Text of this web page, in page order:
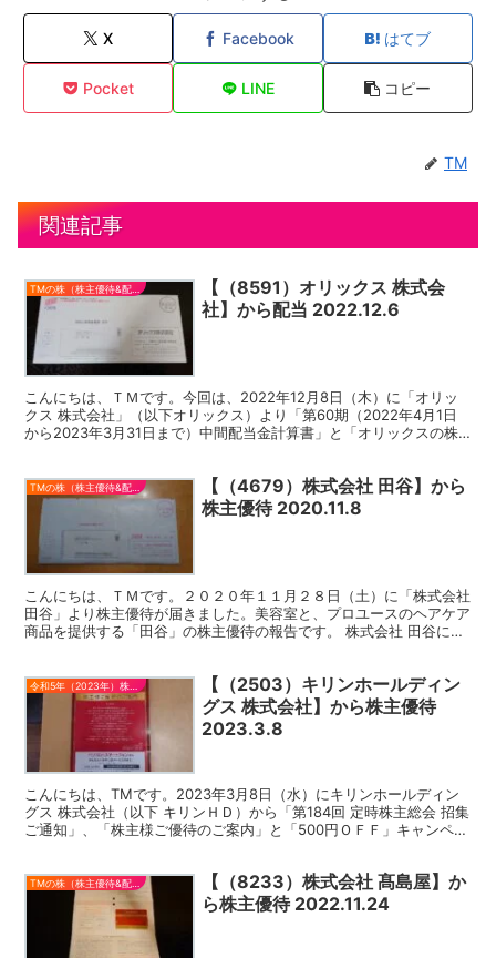
X Facebook はてブ
Pocket LINE コピー
TM
関連記事
TMの株（株主優待&配当）
【（8591）オリックス 株式会
社】から配当 2022.12.6
こんにちは、ＴＭです。今回は、2022年12月8日（木）に「オリッ
クス 株式会社」（以下オリックス）より「第60期（2022年4月1日
から2023年3月31日まで）中間配当金計算書」と「オリックスの株
【（4679）株式会社 田谷】から
株主優待 2020.11.8
こんにちは、ＴＭです。２０２０年１１月２８日（土）に「株式会社
田谷」より株主優待が届きました。美容室と、プロユースのヘアケア
商品を提供する「田谷」の株主優待の報告です。 株式会社 田谷につ
【（2503）キリンホールディン
グス 株式会社】から株主優待
2023.3.8
こんにちは、TMです。2023年3月8日（水）にキリンホールディン
グス 株式会社（以下 キリンＨＤ）から「第184回 定時株主総会 招集
ご通知」、「株主様ご優待のご案内」と「500円ＯＦＦ」キャンペー
TMの株（株主優待&配当）
【（8233）株式会社 髙島屋】か
ら株主優待 2022.11.24